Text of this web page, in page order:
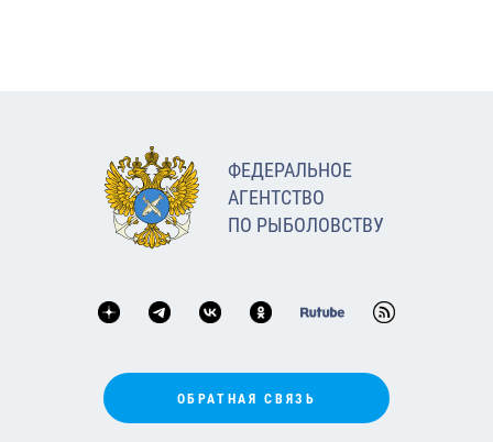
ФЕДЕРАЛЬНОЕ
АГЕНТСТВО
ПО РЫБОЛОВСТВУ
ОБРАТНАЯ СВЯЗЬ